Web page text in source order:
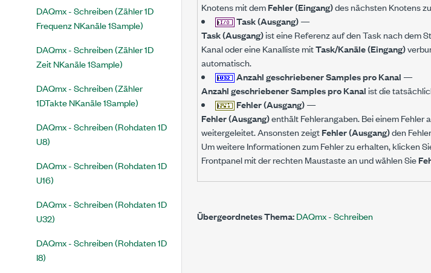
DAQmx - Schreiben (Zähler 1D
Frequenz NKanäle 1Sample)
DAQmx - Schreiben (Zähler 1D
Zeit NKanäle 1Sample)
DAQmx - Schreiben (Zähler
1DTakte NKanäle 1Sample)
DAQmx - Schreiben (Rohdaten 1D
U8)
DAQmx - Schreiben (Rohdaten 1D
U16)
DAQmx - Schreiben (Rohdaten 1D
U32)
DAQmx - Schreiben (Rohdaten 1D
I8)
Knotens mit demFehler (Eingang)des nächsten Knotens
Task (Ausgang)—
Task (Ausgang)ist eine Referenz auf den Task nach dem
Kanal oder eine Kanalliste mitTask/Kanäle (Eingang)
automatisch.
Anzahl geschriebener Samples pro Kanal —
Anzahl geschriebener Samples pro Kanalist die
Fehler (Ausgang)—
Fehler (Ausgang)enthält Fehlerangaben. Bei einem Fehler
weitergeleitet. Ansonsten zeigtFehler (Ausgang)den
Um weitere Informationen zum Fehler zu erhalten, klicken
Frontpanel mit der rechten Maustaste an und wählen Sie
Übergeordnetes Thema:DAQmx - Schreiben